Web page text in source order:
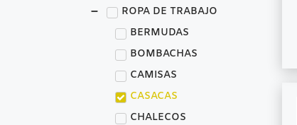
ROPA DE TRABAJO
BERMUDAS
BOMBACHAS
CAMISAS
CASACAS
CHALECOS